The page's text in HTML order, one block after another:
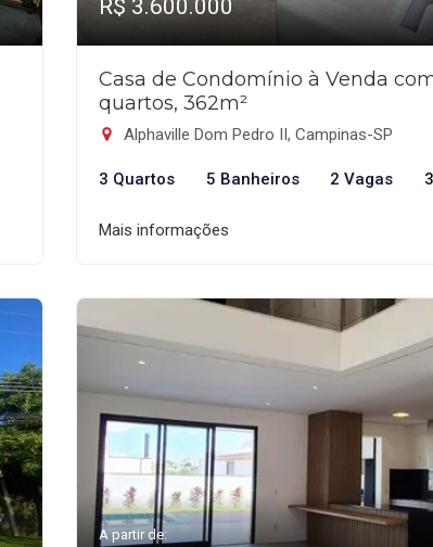
R$ 3.600.000
Casa de Condomínio à Venda
quartos, 362m²
Alphaville Dom Pedro II, Campinas-SP
3 Quartos 5 Banheiros 2 Vagas
Mais informações
A partir de: